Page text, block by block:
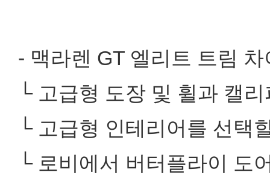
- 맥라렌 GT 엘리트 트림
└ 고급형 도장 및 휠과 캘
└ 고급형 인테리어를 선택
└ 로비에서 버터플라이 도